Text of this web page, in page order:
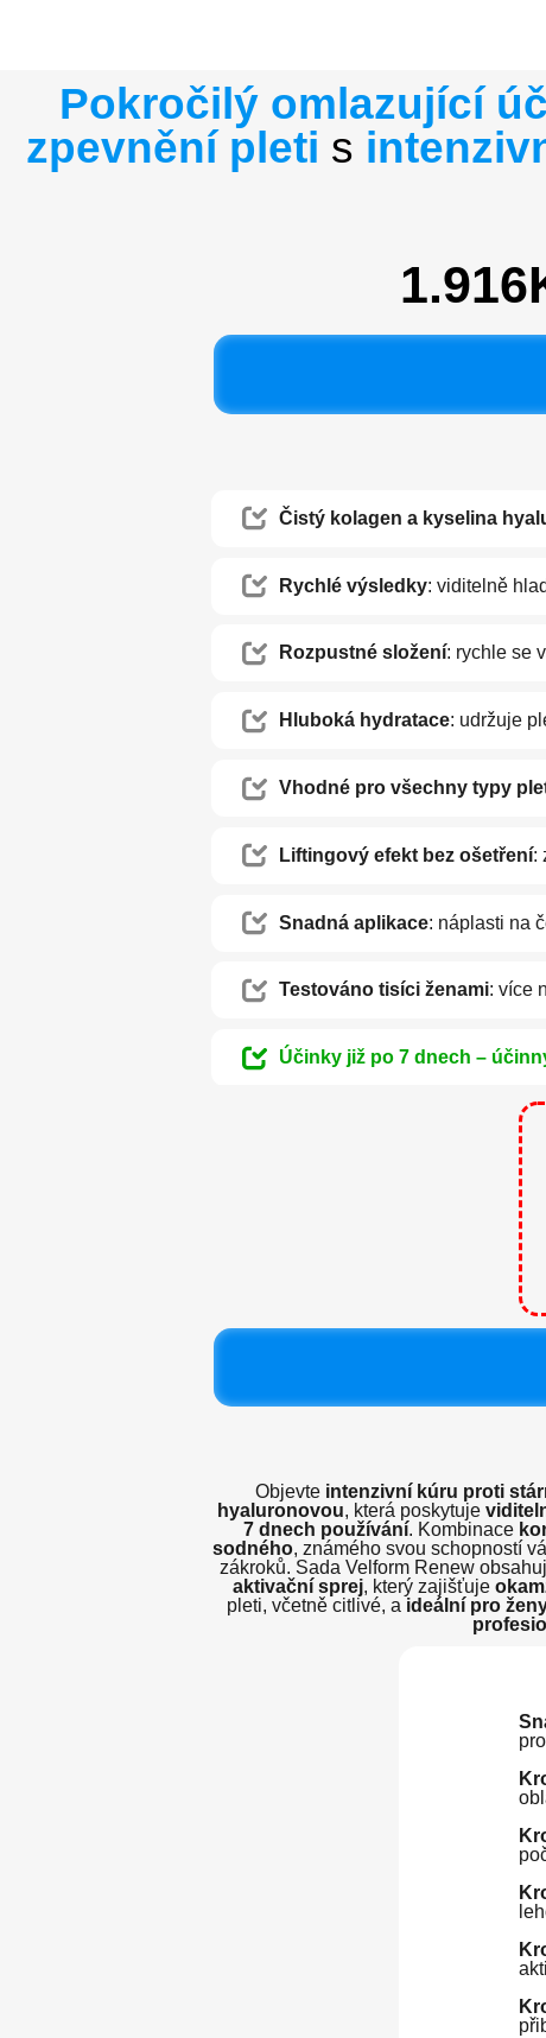
Pokročilý omlazující
zpevnění pleti s
Čistý kolagen a kyselina
Rychlé výsledky: viditelně
Rozpustné složení: rychle se
Hluboká hydratace: udržuje
Vhodné pro všechny typy
Liftingový efekt bez ošetření:
Snadná aplikace: náplasti na
Testováno tisíci ženami: více
Účinky již po 7 dnech –
Objevte intenzivní kúru proti
hyaluronovou, která poskytuje
7 dnech používání. Kombinace
sodného, známého svou schopností
zákroků. Sada Velform Renew
aktivační sprej, který zajišťuje
pleti, včetně citlivé, a ideální pro